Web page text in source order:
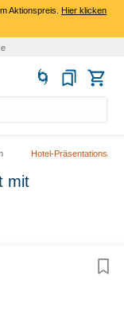
Aktionspreis.Hier klicken
Hotel-
mit